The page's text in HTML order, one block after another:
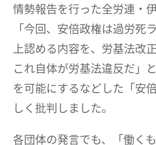
情勢報告を行った全労連・
「今回、安倍政権は過労死
上認める内容を、労基法改
これ自体が労基法違反だ」
を可能にするなどした「安
しく批判しました。
各団体の発言でも、「働く